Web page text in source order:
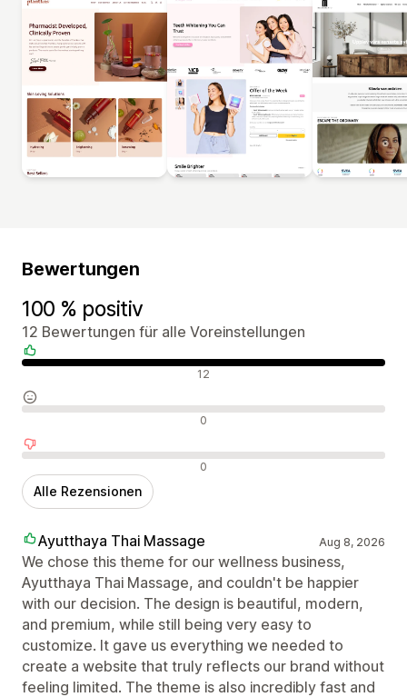
Bewertungen
100 % positiv
12 Bewertungen für alle Voreinstellungen
Positive Bewertungen 12
Neutrale Bewertungen 0
Negative Bewertungen 0
Alle Rezensionen
Ayutthaya Thai Massage Aug 8, 2026
We chose this theme for our wellness business,
Ayutthaya Thai Massage, and couldn't be happier
with our decision. The design is beautiful, modern,
and premium, while still being very easy to
customize. It gave us everything we needed to
create a website that truly reflects our brand without
feeling limited. The theme is also incredibly fast and